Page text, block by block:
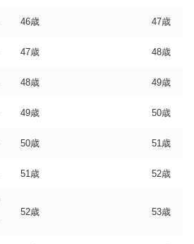
46歳 47歳
47歳 48歳
48歳 49歳
49歳 50歳
50歳 51歳
51歳 52歳
52歳 53歳